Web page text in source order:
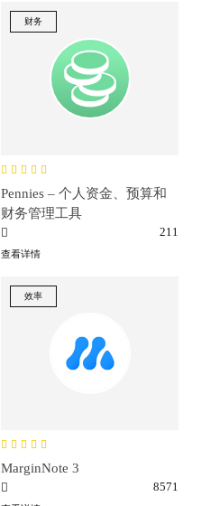
财务
Pennies – 个人资金、预算和
财务管理工具
211
查看详情
效率
MarginNote 3
8571